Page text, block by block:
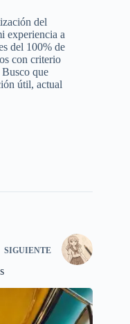
del
experiencia a
del 100% de
con criterio
que
útil, actual
SIGUIENTE